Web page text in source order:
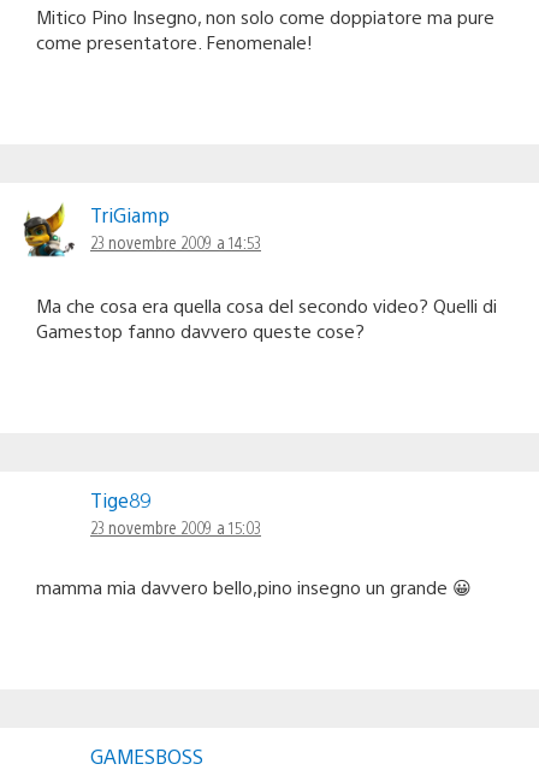
Mitico Pino Insegno, non solo come doppiatore ma pure
come presentatore. Fenomenale!
TriGiamp
23 novembre 2009 a 14:53
Ma che cosa era quella cosa del secondo video? Quelli di
Gamestop fanno davvero queste cose?
Tige89
23 novembre 2009 a 15:03
mamma mia davvero bello,pino insegno un grande 😀
GAMESBOSS